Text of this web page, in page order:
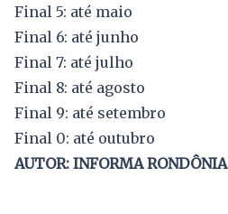
Final 5: até maio
Final 6: até junho
Final 7: até julho
Final 8: até agosto
Final 9: até setembro
Final 0: até outubro
AUTOR: INFORMA RONDÔNIA